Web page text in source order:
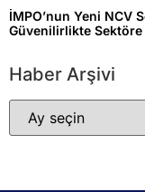
İMPO’nun Yeni NCV
Güvenilirlikte
Haber Arşivi